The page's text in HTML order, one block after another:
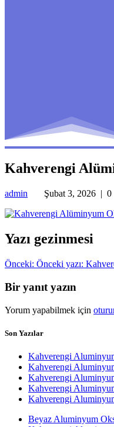
Kahverengi
admin Şubat 3, 2026 | 0
Yazı gezinmesi
Önceki: Önceki yazı:
Bir yanıt yazın
Yorum yapabilmek için
Son Yazılar
Kahverengi
Kahverengi
Kahverengi
Kahverengi
Kahverengi
Beyaz Aluminyum